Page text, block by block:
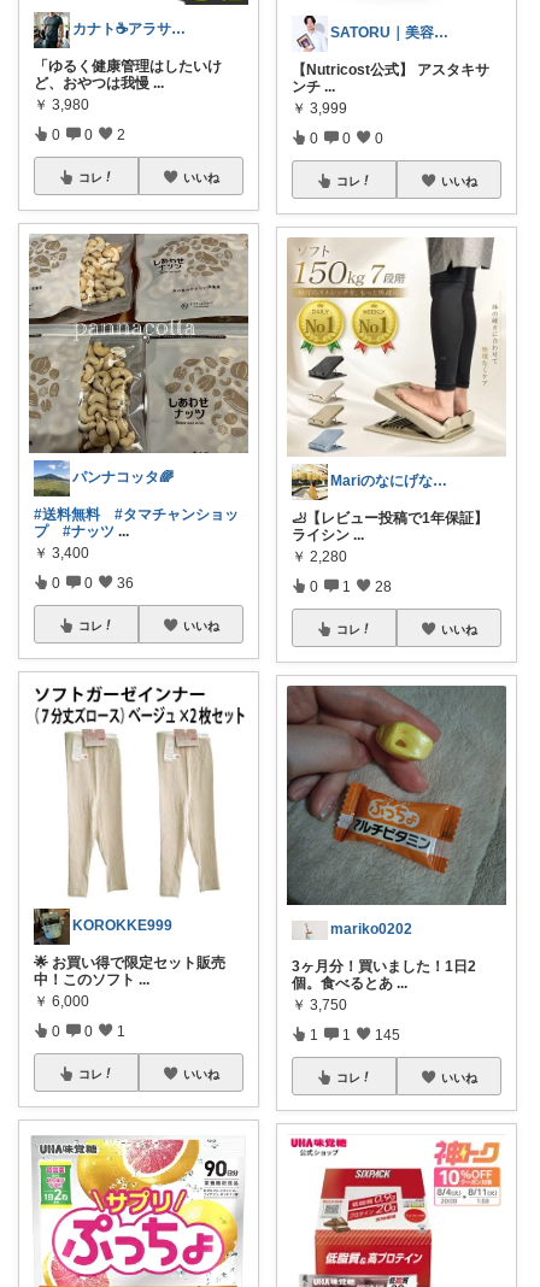
カナト☕アラサー男性の体を整えるモノ選び
「ゆるく健康管理はしたいけ
ど、おやつは我慢 ...
￥ 3,980
0 0 2
コレ いいね
パンナコッタ🌈
#送料無料
#タマチャンショッ
プ
#ナッツ ...
￥ 3,400
0 0 36
コレ いいね
KOROKKE999
🌟 お買い得で限定セット販売
中！このソフト ...
￥ 6,000
0 0 1
コレ いいね
SATORU｜美容×筋肉
【Nutricost公式】 アスタキサ
ンチ ...
￥ 3,999
0 0 0
コレ いいね
Mariのなにげない日常
🦶【レビュー投稿で1年保証】
ライシン ...
￥ 2,280
0 1 28
コレ いいね
mariko0202
3ヶ月分！買いました！1日2
個。食べるとあ ...
￥ 3,750
1 1 145
コレ いいね